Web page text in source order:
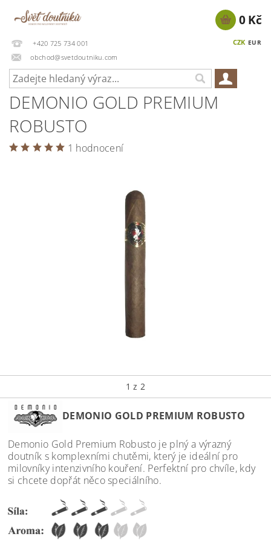
+420 725 734 001
obchod@svetdoutniku.com
CZK EUR
0 Kč
DEMONIO GOLD PREMIUM
ROBUSTO
1 hodnocení
1 z 2
DEMONIO GOLD PREMIUM ROBUSTO
Demonio Gold Premium Robusto je plný a výrazný
doutník s komplexními chutěmi, který je ideální pro
milovníky intenzivního kouření. Perfektní pro chvíle, kdy
si chcete dopřát něco speciálního.